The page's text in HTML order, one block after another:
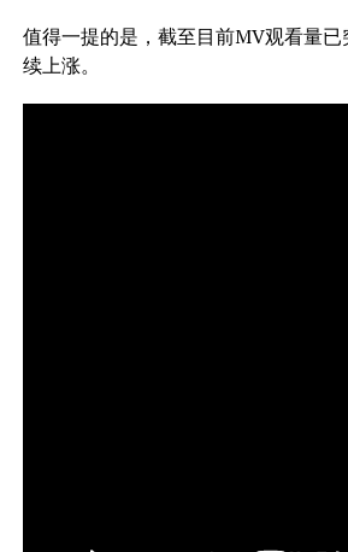
值得一提的是，截至目前MV观看量
续上涨。